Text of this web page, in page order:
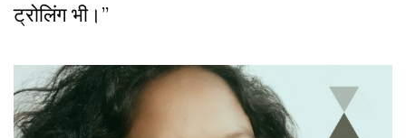
ट्रोलिंग भी।”